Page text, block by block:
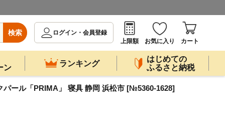
検索
ログイン・会員登録
上限額
お気に入り カート
ン ランキング
はじめての
ふるさと納税
パール「PRIMA」 寝具 静岡 浜松市 [№5360-1628]